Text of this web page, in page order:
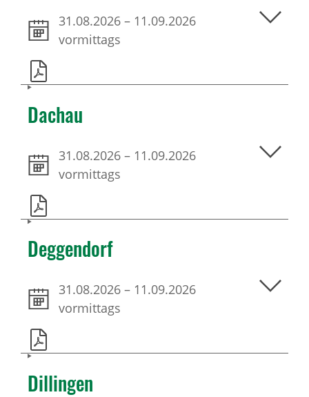
31.08.2026 – 11.09.2026
vormittags
Dachau
31.08.2026 – 11.09.2026
vormittags
Deggendorf
31.08.2026 – 11.09.2026
vormittags
Dillingen